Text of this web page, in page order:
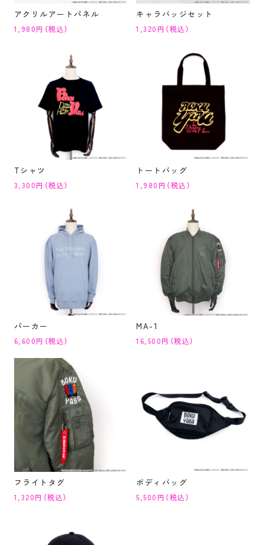
アクリルアートパネル
1,980円（税込）
キャラバッジセット
1,320円（税込）
Tシャツ
3,300円（税込）
トートバッグ
1,980円（税込）
パーカー
6,600円（税込）
MA-1
16,500円（税込）
フライトタグ
1,320円（税込）
ボディバッグ
5,500円（税込）